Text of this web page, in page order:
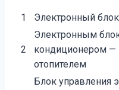
1 Электронный
2
Электронным
кондиционером —
отопителем
Блок управления